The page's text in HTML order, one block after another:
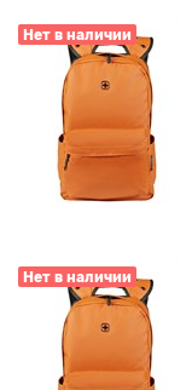
Нет в наличии
Нет в наличии